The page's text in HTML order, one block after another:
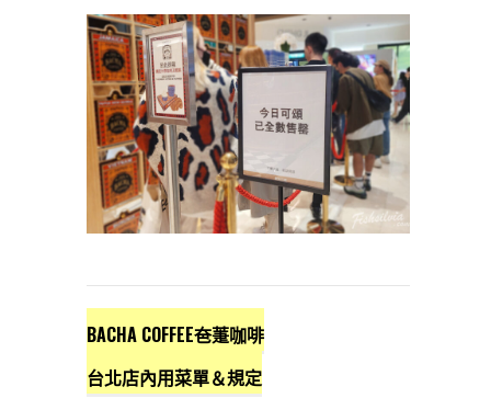
BACHA COFFEE夿萐咖啡
台北店內用菜單＆規定